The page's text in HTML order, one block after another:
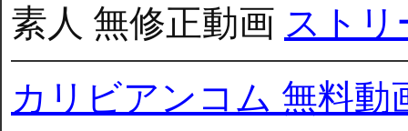
素人 無修正動画 ストリ
カリビアンコム 無料動